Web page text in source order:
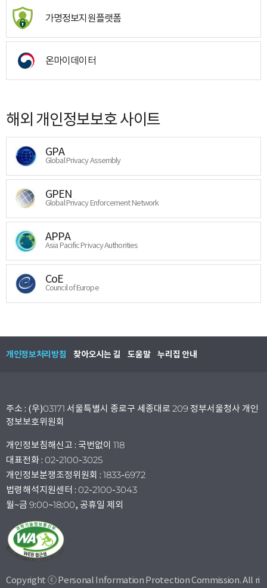
가명정보지원플랫폼
온마이데이터
해외 개인정보보호 사이트
GPA
Global Privacy Assembly
GPEN
Global Privacy Enforcement Network
APPA
Asia Pacific Privacy Authorities
CoE
Council of Europe
개인정보처리방침 찾아오시는 길 도움말 누리집 안내
주소 : (우)03171 서울특별시 종로구 세종대로 209 정부서울청사 개인
정보보호위원회
개인정보침해신고 : 국번없이 118
대표전화 : 02-2100-3025
개인정보분쟁조정위원회 : 1833-6972
법령해석지원센터 : 02-2100-3043
월~금 9:00~18:00, 공휴일 제외
Copyright ⓒ Personal Information Protection Commission. All ri